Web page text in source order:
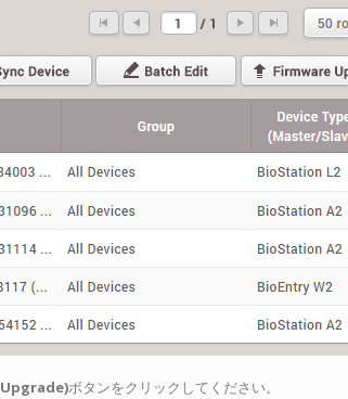
Upgrade)ボタンをクリックしてください。